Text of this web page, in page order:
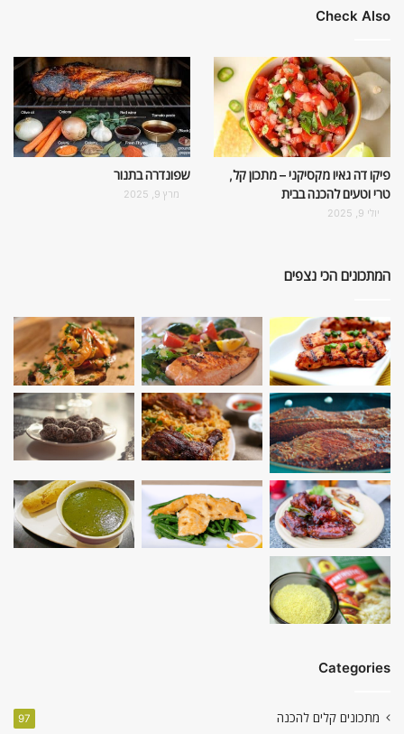
Check Also
פיקו דה גאיו מקסיקני – מתכון קל,
טרי וטעים להכנה בבית
יולי 9, 2025
שפונדרה בתנור
מרץ 9, 2025
המתכונים הכי נצפים
Categories
מתכונים קלים להכנה 97